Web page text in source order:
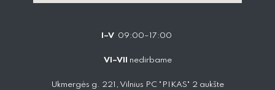
I–V 09:00–17:00
VI–VII nedirbame
Ukmergės g. 221, Vilnius PC "PIKAS" 2 aukšte